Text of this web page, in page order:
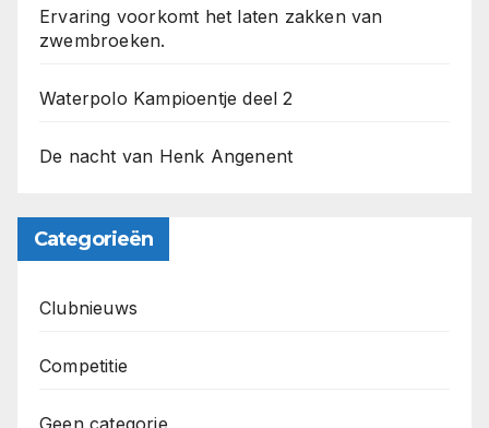
Ervaring voorkomt het laten zakken van
zwembroeken.
Waterpolo Kampioentje deel 2
De nacht van Henk Angenent
Categorieën
Clubnieuws
Competitie